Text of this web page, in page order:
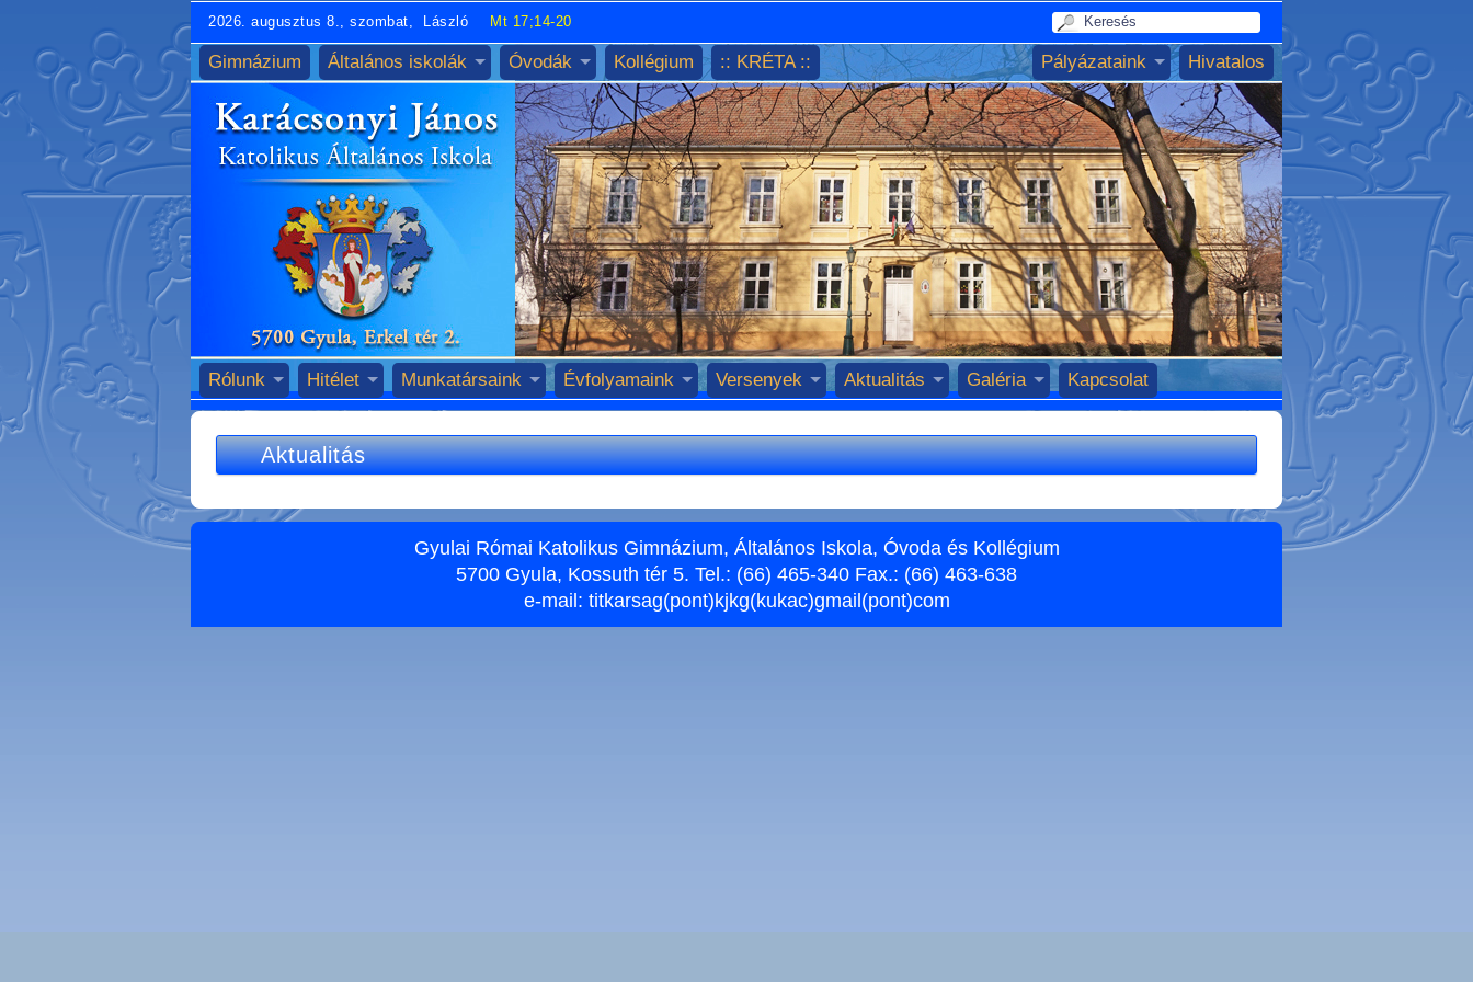
2026. augusztus 8., szombat, László Mt 17;14-20
Gimnázium Általános iskolák Óvodák Kollégium :: KRÉTA :: Hivatalos
Pályázataink
Rólunk Hitélet Munkatársaink Évfolyamaink Versenyek Aktualitás Galéria Kapcsolat
Aktualitás
Gyulai Római Katolikus Gimnázium, Általános Iskola, Óvoda és Kollégium
5700 Gyula, Kossuth tér 5. Tel.: (66) 465-340 Fax.: (66) 463-638
e-mail: titkarsag(pont)kjkg(kukac)gmail(pont)com